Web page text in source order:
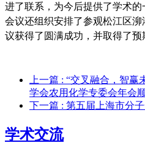
进了联系，为今后提供了学术的
会议还组织安排了参观松江区
议获得了圆满成功，并取得了预
上一篇 : “交叉融合，智赢
学会农用化学专委会年会
下一篇 : 第五届上海市分
学术交流